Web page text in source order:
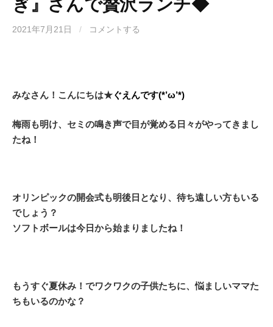
ぎ』さんで贅沢ランチ◆
2021年7月21日 / コメントする
みなさん！こんにちは★ぐえんです(*’ω’*)
梅雨も明け、セミの鳴き声で目が覚める日々がやってきまし
たね！
オリンピックの開会式も明後日となり、待ち遠しい方もいる
でしょう？
ソフトボールは今日から始まりましたね！
もうすぐ夏休み！でワクワクの子供たちに、悩ましいママた
ちもいるのかな？